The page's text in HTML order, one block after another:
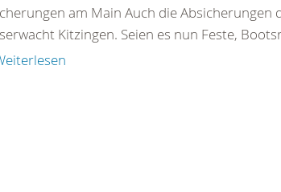
am Main Auch die
Kitzingen. Seien es nun Feste,